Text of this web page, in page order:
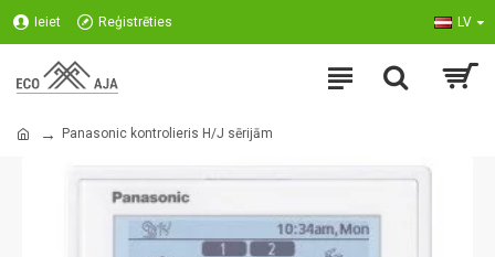
Ieiet Reģistrēties LV
Panasonic kontrolieris H/J sērijām